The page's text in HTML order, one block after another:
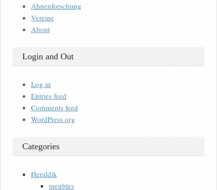
Ahnenforschung
Vereine
About
Login and Out
Log in
Entries feed
Comments feed
WordPress.org
Categories
Heraldik
meubles